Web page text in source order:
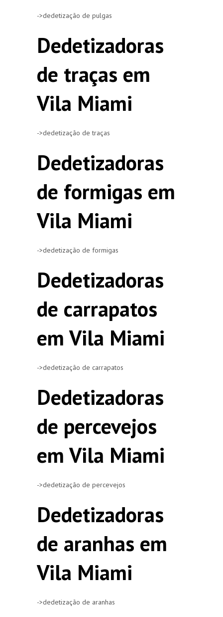
->dedetização de pulgas
Dedetizadoras
de traças em
Vila Miami
->dedetização de traças
Dedetizadoras
de formigas em
Vila Miami
->dedetização de formigas
Dedetizadoras
de carrapatos
em Vila Miami
->dedetização de carrapatos
Dedetizadoras
de percevejos
em Vila Miami
->dedetização de percevejos
Dedetizadoras
de aranhas em
Vila Miami
->dedetização de aranhas